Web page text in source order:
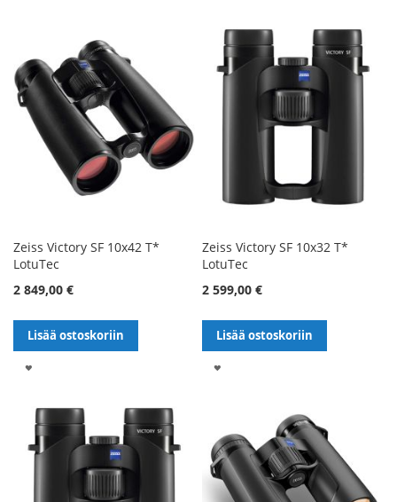
Zeiss Victory SF 10x42 T*
LotuTec
2 849,00 €
Lisää ostoskoriin
Zeiss Victory SF 10x32 T*
LotuTec
2 599,00 €
Lisää ostoskoriin